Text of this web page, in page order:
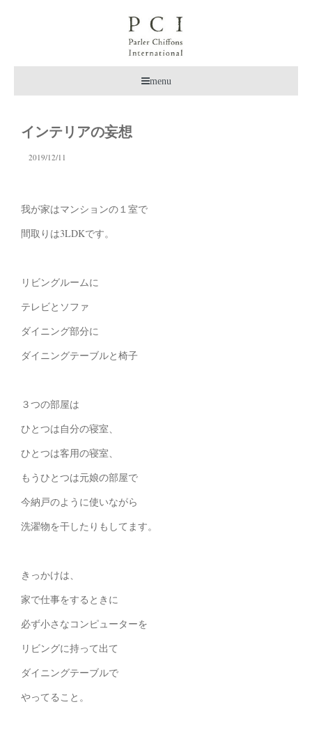
menu
インテリアの妄想
2019/12/11
我が家はマンションの１室で
間取りは3LDKです。
リビングルームに
テレビとソファ
ダイニング部分に
ダイニングテーブルと椅子
３つの部屋は
ひとつは自分の寝室、
ひとつは客用の寝室、
もうひとつは元娘の部屋で
今納戸のように使いながら
洗濯物を干したりもしてます。
きっかけは、
家で仕事をするときに
必ず小さなコンピューターを
リビングに持って出て
ダイニングテーブルで
やってること。